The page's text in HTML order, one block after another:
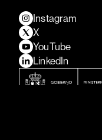
Instagram
X
YouTube
LinkedIn